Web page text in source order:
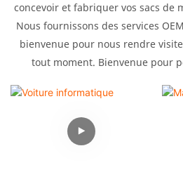
concevoir et fabriquer vos sacs de
Nous fournissons des services
bienvenue pour nous rendre
tout moment. Bienvenue pour